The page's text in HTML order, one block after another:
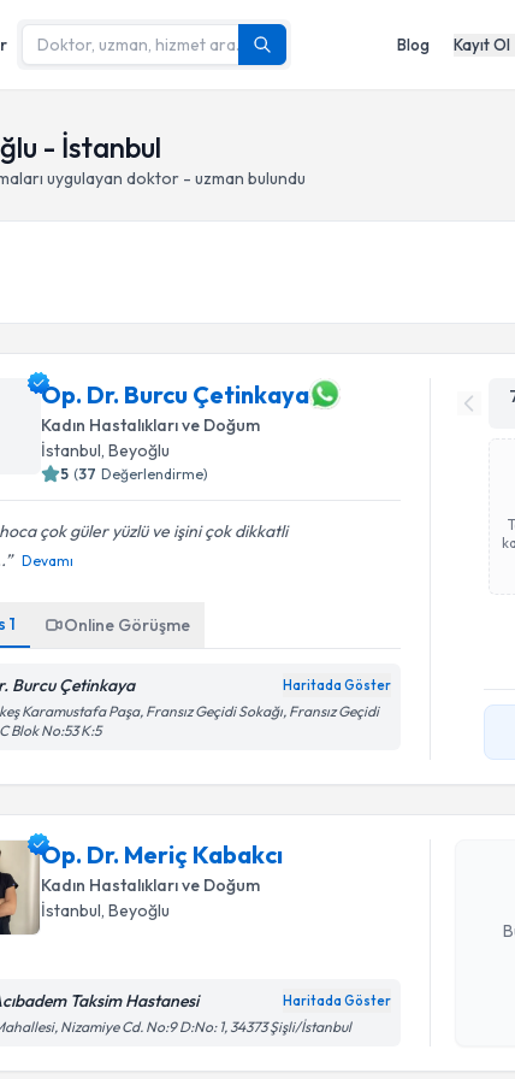
Blog Kayıt Ol
- İstanbul
uygulayan doktor - uzman bulundu
Op. Dr. Burcu Çetinkaya
Kadın Hastalıkları ve Doğum
İstanbul, Beyoğlu
5 (37 Değerlendirme)
çok güler yüzlü ve işini çok dikkatli
Devamı
1 Online Görüşme
Burcu Çetinkaya Haritada Göster
Karamustafa Paşa, Fransız Geçidi Sokağı, Fransız Geçidi
Blok No:53 K:5
Op. Dr. Meriç Kabakcı
Kadın Hastalıkları ve Doğum
İstanbul, Beyoğlu
Taksim Hastanesi Haritada Göster
Nizamiye Cd. No:9 D:No: 1, 34373 Şişli/İstanbul